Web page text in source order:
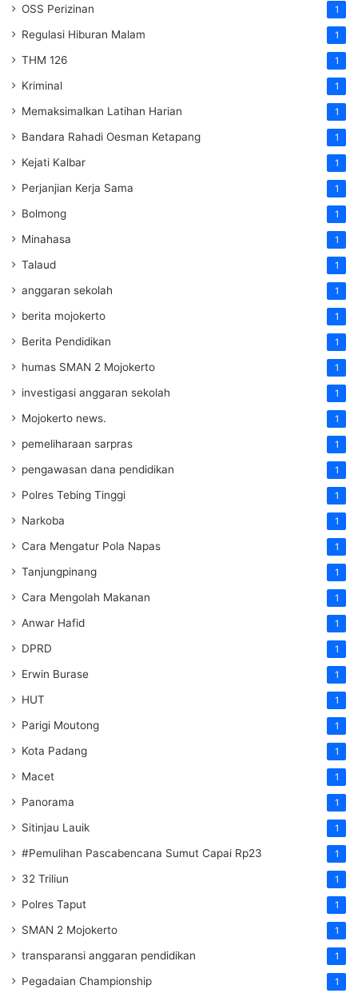
OSS Perizinan 1
Regulasi Hiburan Malam 1
THM 126 1
Kriminal 1
Memaksimalkan Latihan Harian 1
Bandara Rahadi Oesman Ketapang 1
Kejati Kalbar 1
Perjanjian Kerja Sama 1
Bolmong 1
Minahasa 1
Talaud 1
anggaran sekolah 1
berita mojokerto 1
Berita Pendidikan 1
humas SMAN 2 Mojokerto 1
investigasi anggaran sekolah 1
Mojokerto news. 1
pemeliharaan sarpras 1
pengawasan dana pendidikan 1
Polres Tebing Tinggi 1
Narkoba 1
Cara Mengatur Pola Napas 1
Tanjungpinang 1
Cara Mengolah Makanan 1
Anwar Hafid 1
DPRD 1
Erwin Burase 1
HUT 1
Parigi Moutong 1
Kota Padang 1
Macet 1
Panorama 1
Sitinjau Lauik 1
#Pemulihan Pascabencana Sumut Capai Rp23 1
32 Triliun 1
Polres Taput 1
SMAN 2 Mojokerto 1
transparansi anggaran pendidikan 1
Pegadaian Championship 1